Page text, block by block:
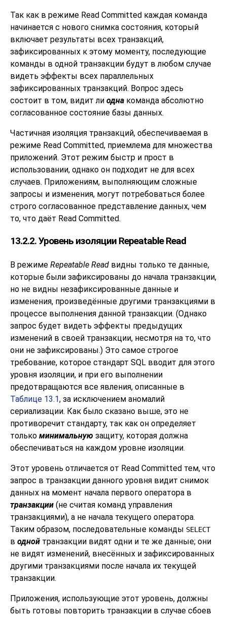
Так как в режиме Read Committed каждая команда
начинается с нового снимка состояния, который
включает результаты всех транзакций,
зафиксированных к этому моменту, последующие
команды в одной транзакции будут в любом случае
видеть эффекты всех параллельных
зафиксированных транзакций. Вопрос здесь
состоит в том, видит ли одна команда абсолютно
согласованное состояние базы данных.
Частичная изоляция транзакций, обеспечиваемая в
режиме Read Committed, приемлема для множества
приложений. Этот режим быстр и прост в
использовании, однако он подходит не для всех
случаев. Приложениям, выполняющим сложные
запросы и изменения, могут потребоваться более
строго согласованное представление данных, чем
то, что даёт Read Committed.
13.2.2. Уровень изоляции Repeatable Read
В режиме Repeatable Read видны только те данные,
которые были зафиксированы до начала транзакции,
но не видны незафиксированные данные и
изменения, произведённые другими транзакциями в
процессе выполнения данной транзакции. (Однако
запрос будет видеть эффекты предыдущих
изменений в своей транзакции, несмотря на то, что
они не зафиксированы.) Это самое строгое
требование, которое стандарт SQL вводит для этого
уровня изоляции, и при его выполнении
предотвращаются все явления, описанные в
Таблице 13.1, за исключением аномалий
сериализации. Как было сказано выше, это не
противоречит стандарту, так как он определяет
только минимальную защиту, которая должна
обеспечиваться на каждом уровне изоляции.
Этот уровень отличается от Read Committed тем, что
запрос в транзакции данного уровня видит снимок
данных на момент начала первого оператора в
транзакции (не считая команд управления
транзакциями), а не начала текущего оператора.
Таким образом, последовательные команды SELECT
в одной транзакции видят одни и те же данные; они
не видят изменений, внесённых и зафиксированных
другими транзакциями после начала их текущей
транзакции.
Приложения, использующие этот уровень, должны
быть готовы повторить транзакции в случае сбоев